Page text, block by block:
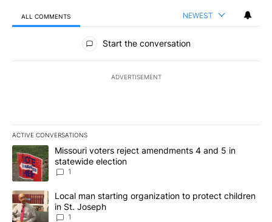
ALL COMMENTS NEWEST
All Comments
Start the conversation
ADVERTISEMENT
ACTIVE CONVERSATIONS
The following is a list of the most commented articles in the last
A trending article titled "Missouri voters reject amendments 4
Missouri voters reject amendments 4 and 5 in
statewide election
1
A trending article titled "Local man starting organization to
Local man starting organization to protect children
in St. Joseph
1